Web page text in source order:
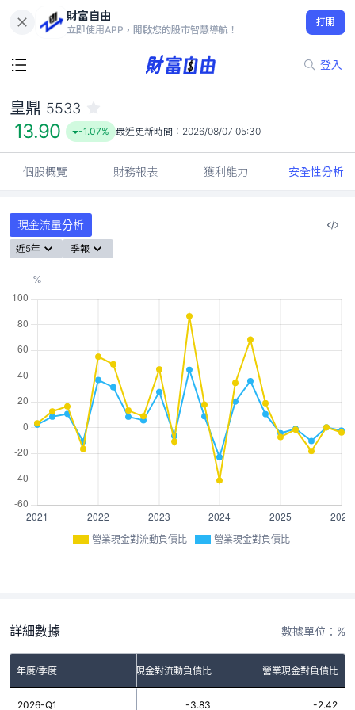
財富自由
立即使用APP，開啟您的股市智慧導航！
打開
登入
13.90
-1.07%
皇鼎 5533
13.90 -1.07% 最近更新時間： 2026/08/07 05:30
個股概覽 財務報表 獲利能力 安全性分析
現金流量分析
近5年 季報
營業現金對流動負債比 營業現金對負債比
詳細數據 數據單位：%
年度/季度 營業現金對流動負債比 營業現金對負債比
2026-Q1 -3.83 -2.42